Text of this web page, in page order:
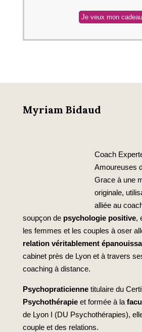
Myriam Bidaud
Coach
Amoureuses
Grace à une
originale,
alliée au
soupçon depsychologie positive,
les femmes et les couples à oser
relation véritablement
cabinet près de Lyon et à travers
coaching à distance.
Psychopraticiennetitulaire du
Psychothérapieet formée à la
de Lyon I (DU Psychothérapies),
couple et des relations.